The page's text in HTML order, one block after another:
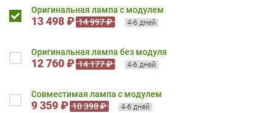
Оригинальная лампа с модулем
13 498 ₽ 14 997 ₽ 4-6 дней
Оригинальная лампа без модуля
12 760 ₽ 14 177 ₽ 4-6 дней
Совместимая лампа с модулем
9 359 ₽ 10 398 ₽ 4-6 дней